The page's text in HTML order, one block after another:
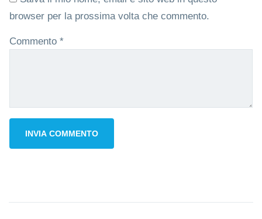
browser per la prossima volta che commento.
Commento *